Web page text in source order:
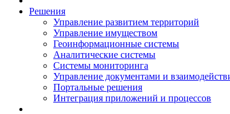
Решения
Управление развитием территорий
Управление имуществом
Геоинформационные системы
Аналитические системы
Системы мониторинга
Управление документами и
Портальные решения
Интеграция приложений и процессов